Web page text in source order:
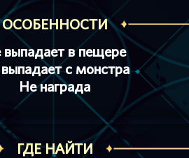
ОСОБЕННОСТИ
в пещере
с монстра
Не награда
ГДЕ НАЙТИ